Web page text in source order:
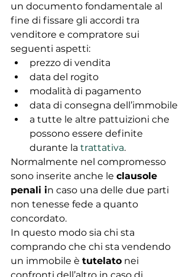
un documento fondamentale al
fine di fissare gli accordi tra
venditore e compratore sui
seguenti aspetti:
prezzo di vendita
data del rogito
modalità di pagamento
data di consegna dell’immobile
a tutte le altre pattuizioni che
possono essere definite
durante la trattativa.
Normalmente nel compromesso
sono inserite anche le clausole
penali in caso una delle due parti
non tenesse fede a quanto
concordato.
In questo modo sia chi sta
comprando che chi sta vendendo
un immobile è tutelato nei